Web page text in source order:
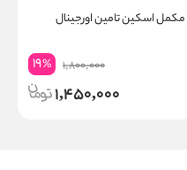
مکمل اسکین تامین اورجینال
1,800,000
19%
1,450,000